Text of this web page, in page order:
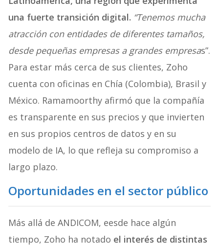
una fuerte transición digital. “Tenemos mucha
atracción con entidades de diferentes tamaños,
desde pequeñas empresas a grandes empresas”.
Para estar más cerca de sus clientes, Zoho
cuenta con oficinas en Chía (Colombia), Brasil y
México. Ramamoorthy afirmó que la compañía
es transparente en sus precios y que invierten
en sus propios centros de datos y en su
modelo de IA, lo que refleja su compromiso a
largo plazo.
Oportunidades en el sector público
Más allá de ANDICOM, eesde hace algún
tiempo, Zoho ha notado el interés de distintas